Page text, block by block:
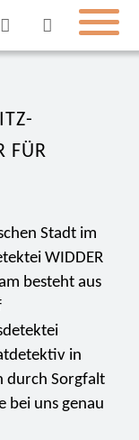
FÜR
Stadt im
WIDDER
besteht aus
in
durch Sorgfalt
bei uns genau